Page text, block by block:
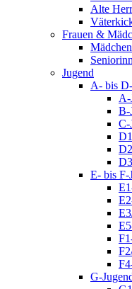
Alte
Frauen &
Mädchen
Jugend
A- bis
A-
B-
C-
E- bis F-
G-